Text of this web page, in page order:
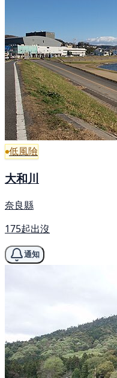
低風險
大和川
奈良縣
175起出沒
通知